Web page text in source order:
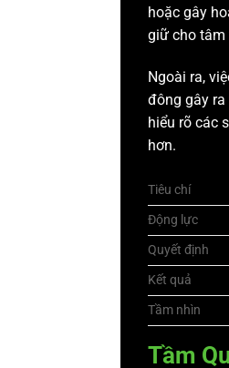
hoặc gây
giữ cho tâm
Ngoài ra,
đông gây
hiểu rõ các
hơn.
Tiêu chí
Động lực
Quyết định
Kết quả
Tầm nhìn
Tầm